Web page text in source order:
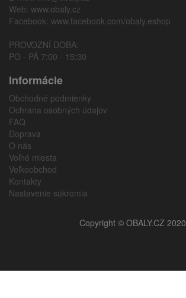
Web: www.obaly.cz
Facebook: www.facebook.com/obaly.eshop
PROVOZNÍ DOBA:
PO - PÁ 7:00 - 15:30
Informácie
Obchodné podmienky
Ochrana osobných údajov
FAQ
Doprava
O nás
Voľné miesta
Veľkoobchod
Kontakty
Nastavenie súkromia
Copyright © OBALY.CZ 2020